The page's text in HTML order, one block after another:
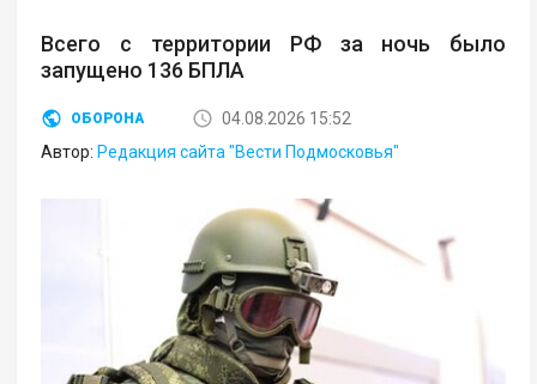
Всего с территории РФ за ночь было
запущено 136 БПЛА
ОБОРОНА
04.08.2026 15:52
Автор: Редакция сайта "Вести Подмосковья"